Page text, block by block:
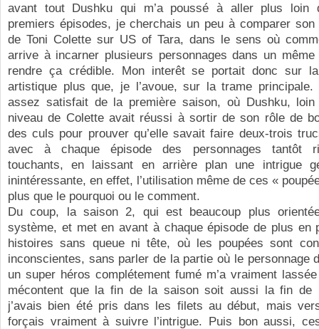
avant tout Dushku qui m’a poussé à aller plus loin
premiers épisodes, je cherchais un peu à comparer
de Toni Colette sur US of Tara, dans le sens où
arrive à incarner plusieurs personnages dans un
rendre ça crédible. Mon interêt se portait donc sur la
artistique plus que, je l’avoue, sur la trame principale.
assez satisfait de la première saison, où Dushku, loin
niveau de Colette avait réussi à sortir de son rôle de
des culs pour prouver qu’elle savait faire deux-trois
avec à chaque épisode des personnages tantôt
touchants, en laissant en arrière plan une intrigue
inintéressante, en effet, l’utilisation même de ces «
plus que le pourquoi ou le comment.
Du coup, la saison 2, qui est beaucoup plus
système, et met en avant à chaque épisode de plus en
histoires sans queue ni tête, où les poupées sont
inconscientes, sans parler de la partie où le personnage
un super héros complétement fumé m’a vraiment
mécontent que la fin de la saison soit aussi la fin de
j’avais bien été pris dans les filets au début, mais
forçais vraiment à suivre l’intrigue. Puis bon aussi,